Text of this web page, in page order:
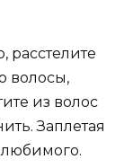
расстелите
волосы,
из волос
Заплетая
любимого.